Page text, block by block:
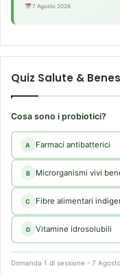
7 Agosto 2026
Quiz Salute &
Cosa sono i probiotici?
A Farmaci antibatterici
B Microrganismi vivi
C Fibre alimentari
D Vitamine idrosolubili
Domanda 1 di sessione - 7